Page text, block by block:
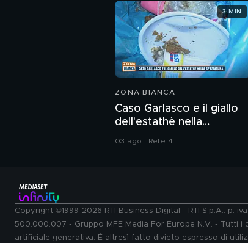
ZONA BIANCA
Caso Garlasco e il giallo
dell'estathè nella
spazzatura
03 ago | Rete 4
3 MIN
Copyright ©1999-2026 RTI Business Digital - RTI S.p.A.: p.
500.000.007 - Gruppo MFE Media For Europe N.V. - Tutti
artificiale generativa. È altresì fatto divieto espresso di